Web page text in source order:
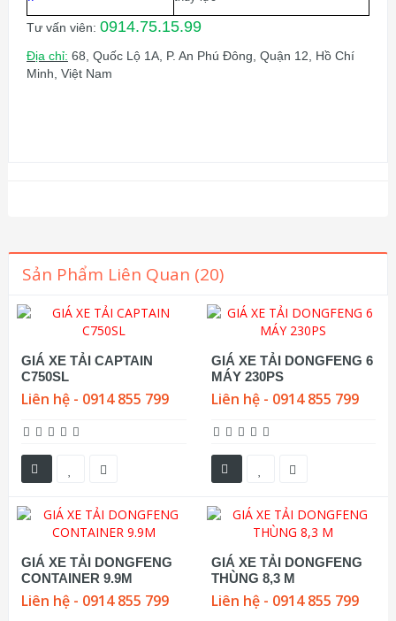
Tư vấn viên: 0914.75.15.99
Địa chỉ: 68, Quốc Lộ 1A, P. An Phú Đông, Quận 12, Hồ Chí
Minh, Việt Nam
Sản Phẩm Liên Quan (20)
GIÁ XE TẢI CAPTAIN
C750SL
Liên hệ - 0914 855 799
GIÁ XE TẢI DONGFENG 6
MÁY 230PS
Liên hệ - 0914 855 799
GIÁ XE TẢI DONGFENG
CONTAINER 9.9M
Liên hệ - 0914 855 799
GIÁ XE TẢI DONGFENG
THÙNG 8,3 M
Liên hệ - 0914 855 799